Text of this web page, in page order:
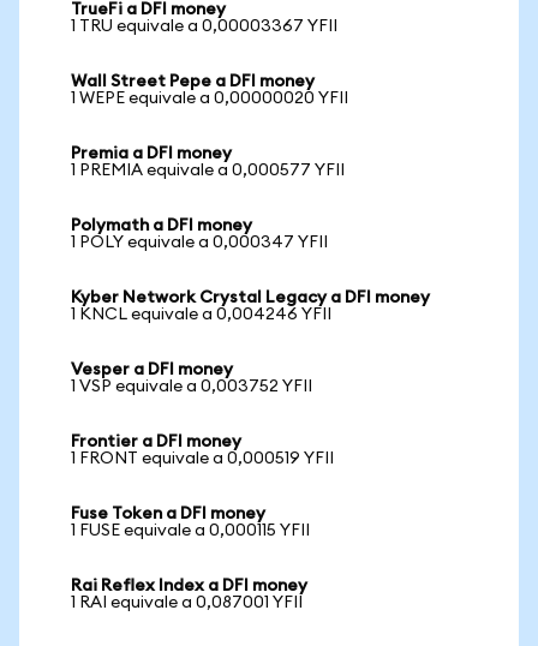
TrueFi a DFI money
1 TRU equivale a 0,00003367 YFII
Wall Street Pepe a DFI money
1 WEPE equivale a 0,00000020 YFII
Premia a DFI money
1 PREMIA equivale a 0,000577 YFII
Polymath a DFI money
1 POLY equivale a 0,000347 YFII
Kyber Network Crystal Legacy a DFI money
1 KNCL equivale a 0,004246 YFII
Vesper a DFI money
1 VSP equivale a 0,003752 YFII
Frontier a DFI money
1 FRONT equivale a 0,000519 YFII
Fuse Token a DFI money
1 FUSE equivale a 0,000115 YFII
Rai Reflex Index a DFI money
1 RAI equivale a 0,087001 YFII